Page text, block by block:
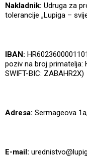
Nakladnik: Udruga za
tolerancije „Lupiga –
IBAN:
poziv na broj primatelja:
SWIFT-BIC: ZABAHR2X)
Adresa: Sermageova
E-mail: